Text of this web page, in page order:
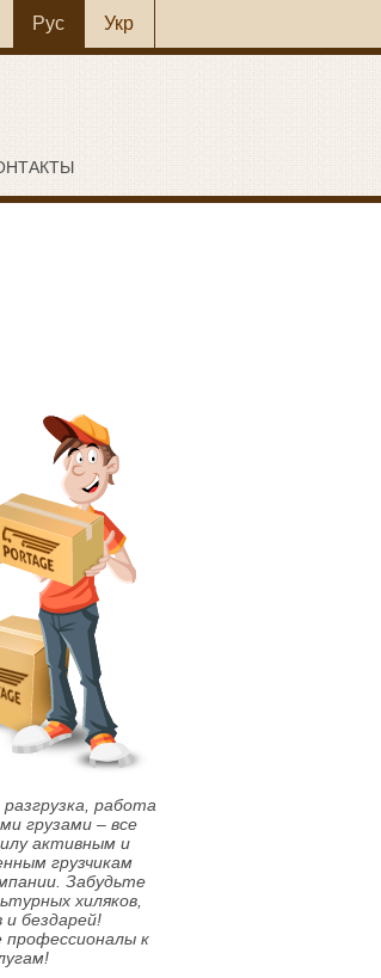
Рус Укр
разгрузка, работа
грузами – все
активным и
грузчикам
Забудьте
хиляков,
и бездарей!
профессионалы к